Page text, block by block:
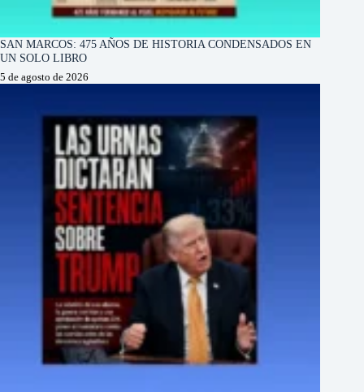
SAN MARCOS: 475 AÑOS DE HISTORIA CONDENSADOS EN
UN SOLO LIBRO
5 de agosto de 2026